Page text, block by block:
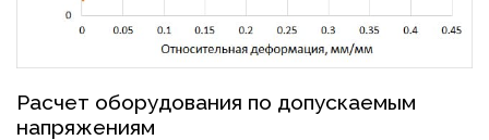
Расчет оборудования по допускаемым
напряжениям